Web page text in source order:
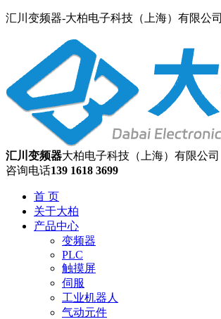
汇川变频器-大柏电子科技（上海）有限公司
汇川变频器大柏电子科技（上海）有限公司
咨询电话139 1618 3699
首 页
关于大柏
产品中心
变频器
PLC
触摸屏
伺服
工业机器人
气动元件